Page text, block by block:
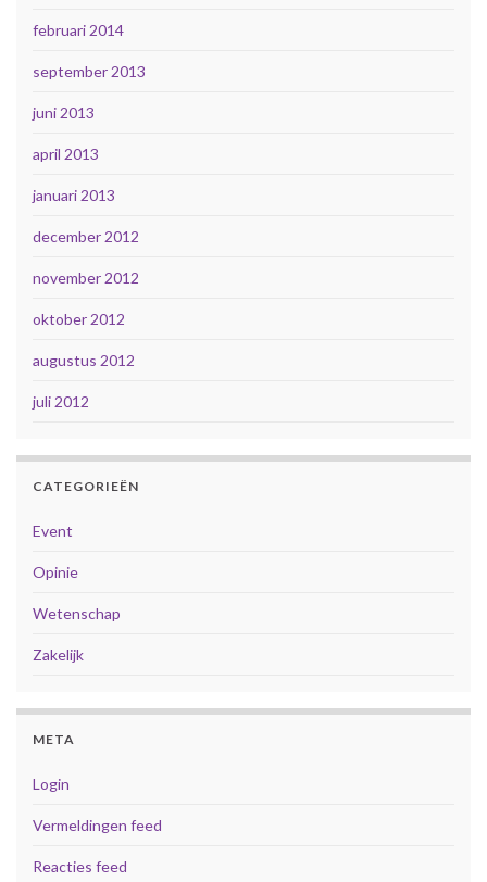
februari 2014
september 2013
juni 2013
april 2013
januari 2013
december 2012
november 2012
oktober 2012
augustus 2012
juli 2012
CATEGORIEËN
Event
Opinie
Wetenschap
Zakelijk
META
Login
Vermeldingen feed
Reacties feed